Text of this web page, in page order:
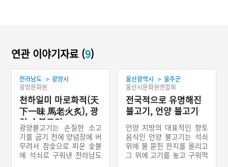
연관 이야기자료 (9)
전라남도 > 광양시
광양문화원
천하일미 마로화적(天
下一味 馬老火炙), 광
양 숯불고기
광양불고기는 손질한 소고
기를 굽기 전에 양념장에 버
무려서 참숯으로 피운 숯불
에 석쇠로 구워낸 전라남도
울산광역시 > 울주군
울산시문화원연합회
전국적으로 유명해진
불고기, 언양 불고기
언양 지방의 대표적인 향토
음식인 언양 불고기는 석쇠
위에 물 묻힌 한지를 올리고
그 위에 고기를 놓고 구워먹